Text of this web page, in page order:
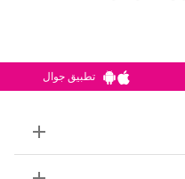
تطبيق جوال